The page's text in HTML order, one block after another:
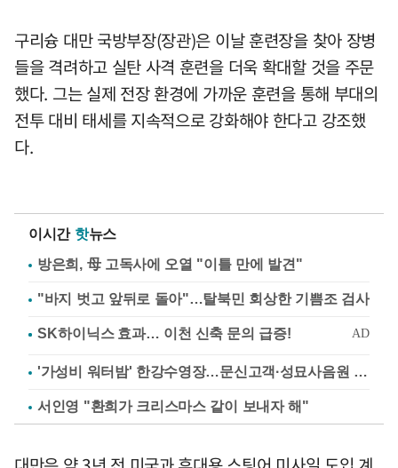
구리슝 대만 국방부장(장관)은 이날 훈련장을 찾아 장병
들을 격려하고 실탄 사격 훈련을 더욱 확대할 것을 주문
했다. 그는 실제 전장 환경에 가까운 훈련을 통해 부대의
전투 대비 태세를 지속적으로 강화해야 한다고 강조했
다.
이시간 핫뉴스
방은희, 母 고독사에 오열 "이틀 만에 발견"
"바지 벗고 앞뒤로 돌아"…탈북민 회상한 기쁨조 검사
'가성비 워터밤' 한강수영장…문신고객·성묘사음원 민원
서인영 "환희가 크리스마스 같이 보내자 해"